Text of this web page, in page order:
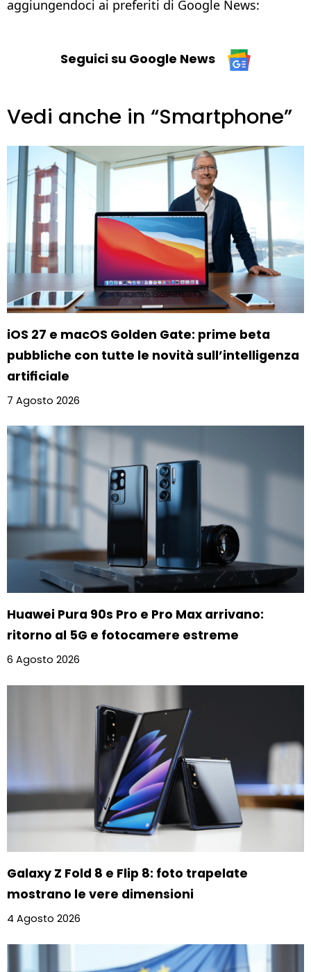
aggiungendoci ai preferiti di Google News:
Seguici su Google News
Vedi anche in “Smartphone”
iOS 27 e macOS Golden Gate: prime beta
pubbliche con tutte le novità sull’intelligenza
artificiale
7 Agosto 2026
Huawei Pura 90s Pro e Pro Max arrivano:
ritorno al 5G e fotocamere estreme
6 Agosto 2026
Galaxy Z Fold 8 e Flip 8: foto trapelate
mostrano le vere dimensioni
4 Agosto 2026